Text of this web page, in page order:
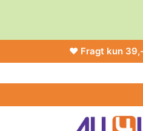
♥ Fragt kun 39,-